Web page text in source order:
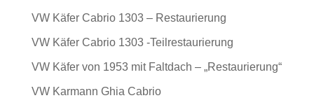
VW Käfer Cabrio 1303 – Restaurierung
VW Käfer Cabrio 1303 -Teilrestaurierung
VW Käfer von 1953 mit Faltdach – „Restaurierung“
VW Karmann Ghia Cabrio